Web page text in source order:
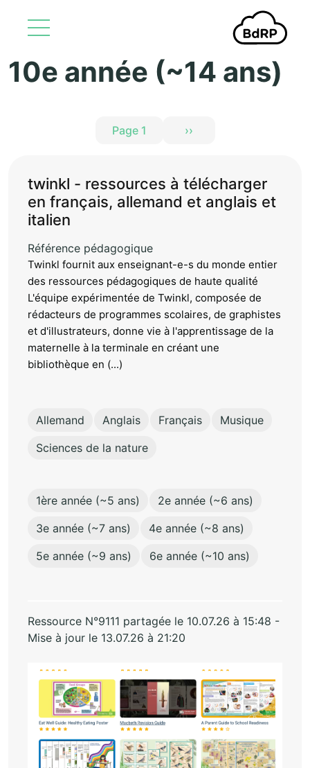
Aller au contenu principal
10e année (~14 ans)
Page 1 ››
twinkl - ressources à télécharger
en français, allemand et anglais et
italien
Référence pédagogique
Twinkl fournit aux enseignant-e-s du monde entier
des ressources pédagogiques de haute qualité
L'équipe expérimentée de Twinkl, composée de
rédacteurs de programmes scolaires, de graphistes
et d'illustrateurs, donne vie à l'apprentissage de la
maternelle à la terminale en créant une
bibliothèque en (...)
Allemand Anglais Français
Musique
Sciences de la nature
1ère année (~5 ans)
2e année (~6 ans)
3e année (~7 ans)
4e année (~8 ans)
5e année (~9 ans)
6e année (~10 ans)
Ressource N°9111 partagée le 10.07.26 à 15:48 -
Mise à jour le 13.07.26 à 21:20